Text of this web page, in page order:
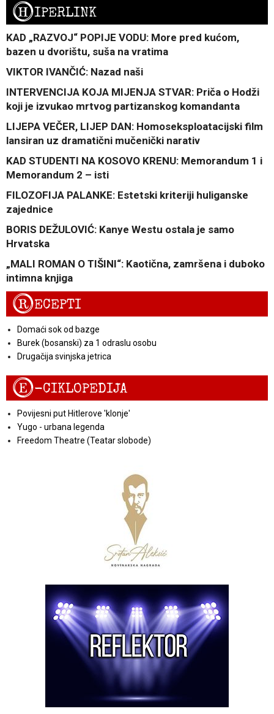
HIPERLINK
KAD „RAZVOJ“ POPIJE VODU: More pred kućom,
bazen u dvorištu, suša na vratima
VIKTOR IVANČIĆ: Nazad naši
INTERVENCIJA KOJA MIJENJA STVAR: Priča o Hodži
koji je izvukao mrtvog partizanskog komandanta
LIJEPA VEČER, LIJEP DAN: Homoseksploatacijski film
lansiran uz dramatični mučenički narativ
KAD STUDENTI NA KOSOVO KRENU: Memorandum 1 i
Memorandum 2 – isti
FILOZOFIJA PALANKE: Estetski kriteriji huliganske
zajednice
BORIS DEŽULOVIĆ: Kanye Westu ostala je samo
Hrvatska
„MALI ROMAN O TIŠINI“: Kaotična, zamršena i duboko
intimna knjiga
RECEPTI
Domaći sok od bazge
Burek (bosanski) za 1 odraslu osobu
Drugačija svinjska jetrica
E-CIKLOPEDIJA
Povijesni put Hitlerove 'klonje'
Yugo - urbana legenda
Freedom Theatre (Teatar slobode)